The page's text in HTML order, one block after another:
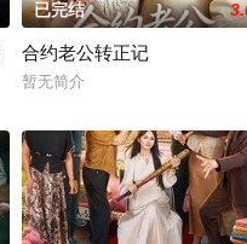
已完结
合约老公转正记
暂无简介